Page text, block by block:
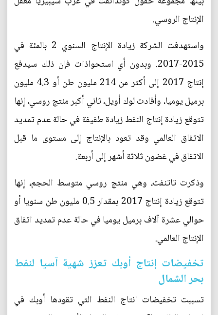
الإنتاج الروسي.
واستهدفت الشركة زيادة الإنتاج السنوي 2 بالمئة في
2015-2017. وبدون أي استحواذات فإن ذلك سيدفع
إنتاج 2017 إلى أكثر من 214 مليون طن أو 4.3 مليون
برميل يوميا، وأفادت لوك أويل، ثاني أكبر منتج روسي، إنها
تتوقع زيادة إنتاج النفط زيادة طفيفة في حالة عدم تمديد
الاتفاق العالمي وقد تعود بالإنتاج إلى مستوى ما قبل
الاتفاق في غضون ثلاثة أشهر إلى أربعة.
وذكرت تاتنفت، وهي منتج روسي متوسط الحجم، إنها
تتوقع زيادة إنتاج 2017 بمقدار 0.5 مليون طن سنويا أو
حوالي عشرة آلاف برميل يوميا في حالة عدم تمديد اتفاق
الإنتاج العالمي.
تخفيضات إنتاج أوبك تعزز شهية آسيا لنفط
بحر الشمال
تسببت تخفيضات انتاج النفط التي تقودها أوبك في